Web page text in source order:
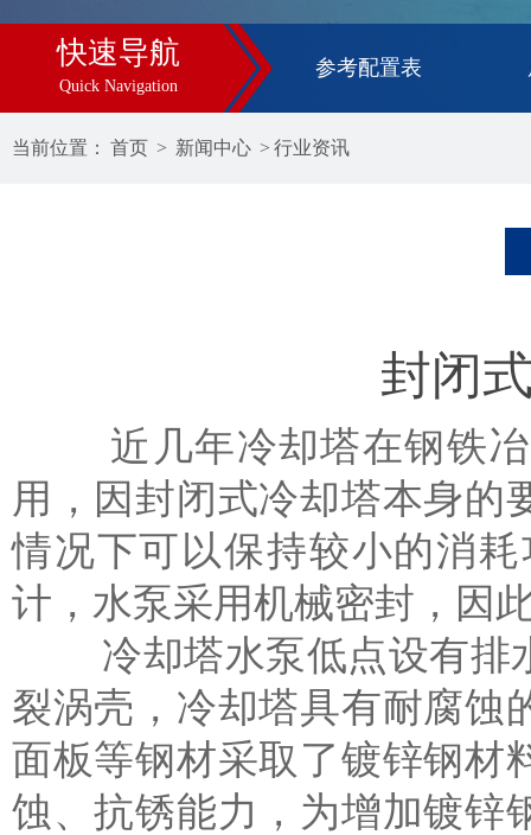
快速导航
Quick Navigation
参考配置表
当前位置： 首页 > 新闻中心 > 行业资讯
封闭
近几年冷却塔在钢铁冶
用，因封闭式冷却塔本身的
情况下可以保持较小的消
计，水泵采用机械密封，因
冷却塔水泵低点设有排水
裂涡壳，冷却塔具有耐腐蚀
面板等钢材采取了镀锌钢材
蚀、抗锈能力，为增加镀锌